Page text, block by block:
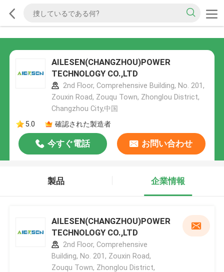
AILESEN(CHANGZHOU)POWER
TECHNOLOGY CO.,LTD
2nd Floor, Comprehensive Building, No. 201,
Zouxin Road, Zouqu Town, Zhonglou District,
Changzhou City,中国
5.0
確認された製造者
今すぐ電話 お問い合わせ
製品 企業情報
AILESEN(CHANGZHOU)POWER
TECHNOLOGY CO.,LTD
2nd Floor, Comprehensive
Building, No. 201, Zouxin Road,
Zouqu Town, Zhonglou District,